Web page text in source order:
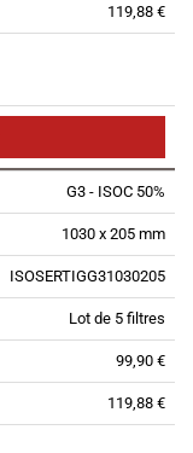
119,88 €
G3 - ISOC 50%
1030 x 205 mm
ISOSERTIGG31030205
Lot de 5 filtres
99,90 €
119,88 €